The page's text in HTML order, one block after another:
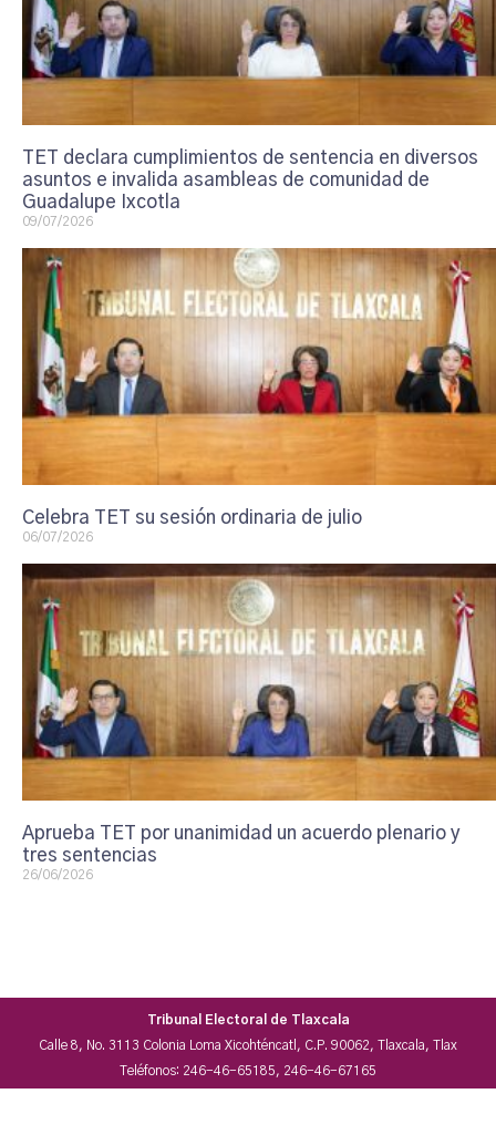
TET declara cumplimientos de sentencia en diversos
asuntos e invalida asambleas de comunidad de
Guadalupe Ixcotla
09/07/2026
Celebra TET su sesión ordinaria de julio
06/07/2026
Aprueba TET por unanimidad un acuerdo plenario y
tres sentencias
26/06/2026
Tribunal Electoral de Tlaxcala
Calle 8, No. 3113 Colonia Loma Xicohténcatl, C.P. 90062, Tlaxcala, Tlax
Teléfonos: 246-46-65185, 246-46-67165